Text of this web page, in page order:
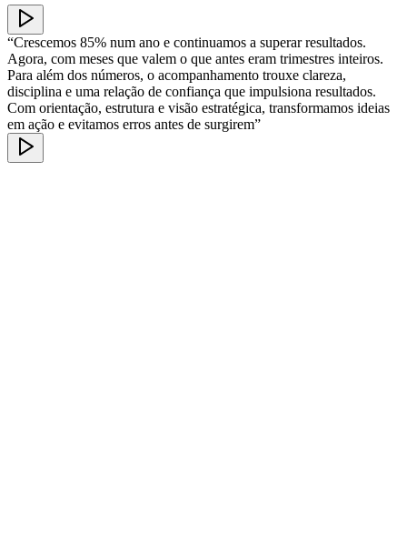
“Crescemos 85% num ano e continuamos a superar resultados.
Agora, com meses que valem o que antes eram trimestres inteiros.
Para além dos números, o acompanhamento trouxe clareza,
disciplina e uma relação de confiança que impulsiona resultados.
Com orientação, estrutura e visão estratégica, transformamos ideias
em ação e evitamos erros antes de surgirem”